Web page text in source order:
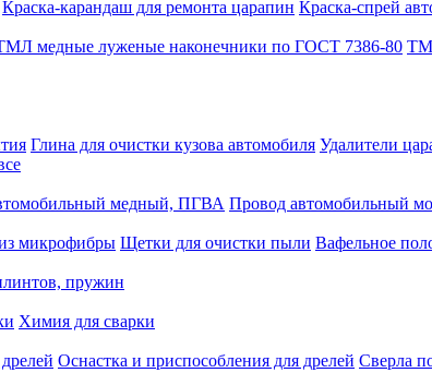
Краска-карандаш для ремонта царапин Краска-спрей
медные луженые наконечники по ГОСТ 7386-80
Глина для очистки кузова автомобиля Удалители
медный, ПГВА Провод автомобильный
микрофибры Щетки для очистки пыли Вафельное
пружин
Химия для сварки
Оснастка и приспособления для дрелей Сверла